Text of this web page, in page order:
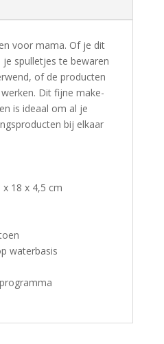
voor mama. Of je dit
spulletjes te bewaren
of de producten
Dit fijne make-
is ideaal om al je
bij elkaar
x 18 x 4,5 cm
waterbasis